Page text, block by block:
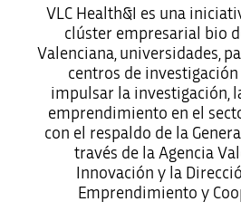
VLC Health&I es una
clúster empresarial bio
Valenciana, universidades,
centros de
impulsar la investigación,
emprendimiento en el
con el respaldo de la
través de la Agencia
Innovación y la
Emprendimiento y